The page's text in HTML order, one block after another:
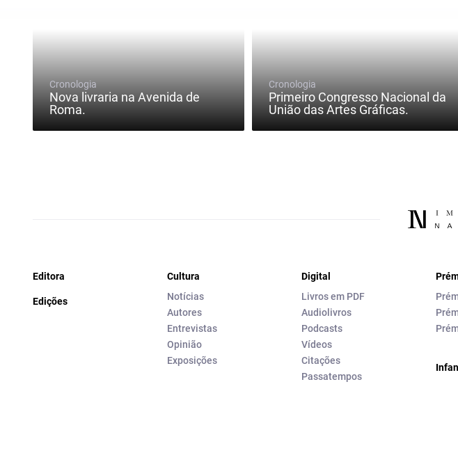
Cronologia
Nova livraria na Avenida de
Roma.
Cronologia
Primeiro Congresso Nacional da
União das Artes Gráficas.
Editora
Edições
Cultura
Notícias
Autores
Entrevistas
Opinião
Exposições
Digital
Livros em PDF
Audiolivros
Podcasts
Vídeos
Citações
Passatempos